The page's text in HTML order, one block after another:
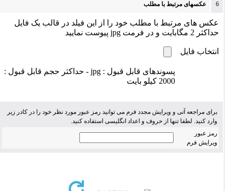
عکسهای مرتبط با مطلب
عکس های مرتبط با مطلب خود را از این فیلد در قالب یک فایل
حداکثر 2 مگابایت و در فرمت jpg پیوست نمایید
انتخاب فایل
پسوندهای قابل قبول : jpg - حداکثر حجم قابل قبول :
2000 کیلو بایت
برای مراجعه آتی و ویرایش مجدد فرم می توانید رمز عبور مورد نظر خود را در کادر زیر
وارد کنید. لطفا تنها از حروف و اعداد انگلیسی استفاده کنید.
رمز عبور
ویرایش فرم